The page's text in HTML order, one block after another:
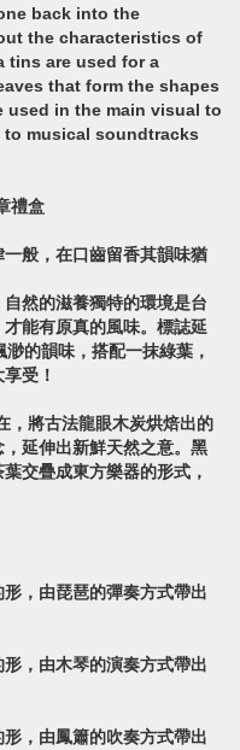
back into the
the characteristics of
tins are used for a
that form the shapes
used in the main visual to
musical soundtracks
禮盒
般，在口齒留香其韻味猶
然的滋養獨特的環境是台
能有原真的風味。標誌延
的韻味，搭配一抹綠葉，
受！
，將古法龍眼木炭烘焙出的
延伸出新鮮天然之意。黑
交疊成東方樂器的形式，
，由琵琶的彈奏方式帶出
，由木琴的演奏方式帶出
，由鳳簫的吹奏方式帶出